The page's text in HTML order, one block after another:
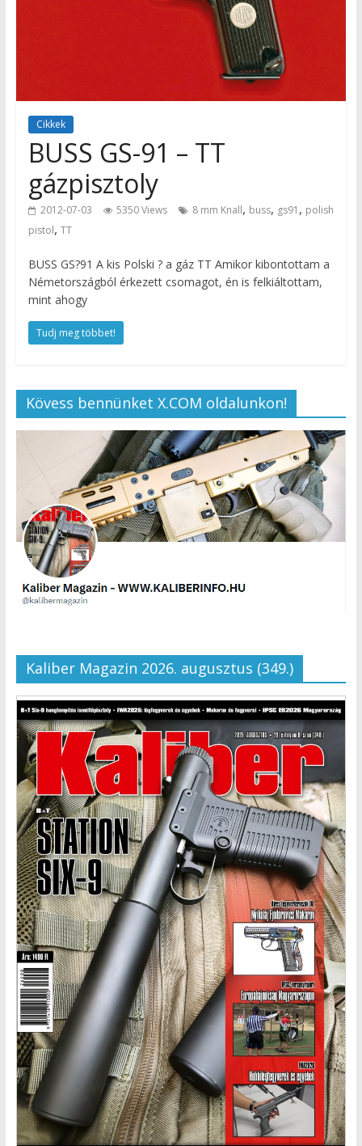
Cikkek
BUSS GS-91 – TT
gázpisztoly
2012-07-03 5350 Views 8 mm Knall, buss, gs91 , polish
pistol, TT
BUSS GS?91 A kis Polski ? a gáz TT Amikor kibontottam a
Németországból érkezett csomagot, én is felkiáltottam,
mint ahogy
Tudj meg többet!
Kövess bennünket X.COM oldalunkon!
Kaliber Magazin 2026. augusztus (349.)